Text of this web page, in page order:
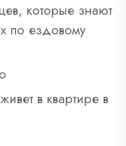
которые знают
по ездовому
в квартире в